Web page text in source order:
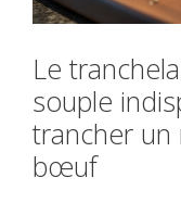
Le
souple
trancher
bœuf